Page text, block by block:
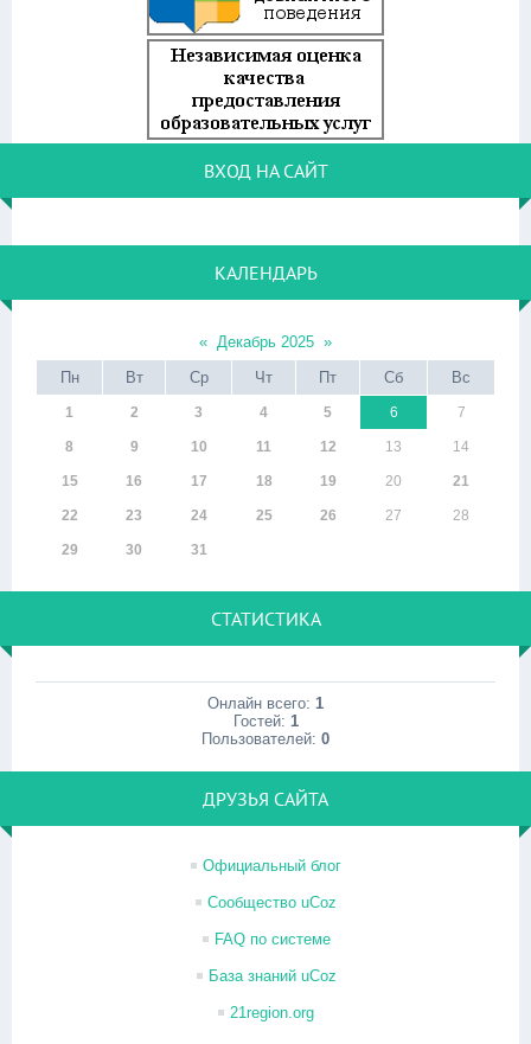
ВХОД НА САЙТ
КАЛЕНДАРЬ
« Декабрь 2025 »
Пн
Вт Ср Чт Пт Сб Вс
1 2 3 4 5 6 7
8 9 10 11 12 13 14
15 16 17 18 19 20 21
22 23 24 25 26 27 28
29 30 31
СТАТИСТИКА
Онлайн всего: 1
Гостей: 1
Пользователей: 0
ДРУЗЬЯ САЙТА
Официальный блог
Сообщество uCoz
FAQ по системе
База знаний uCoz
21region.org